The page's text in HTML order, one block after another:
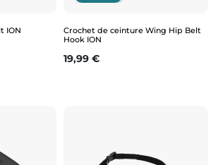
ION
Crochet de ceinture Wing Hip Belt
Hook ION
Prix
19,99 €